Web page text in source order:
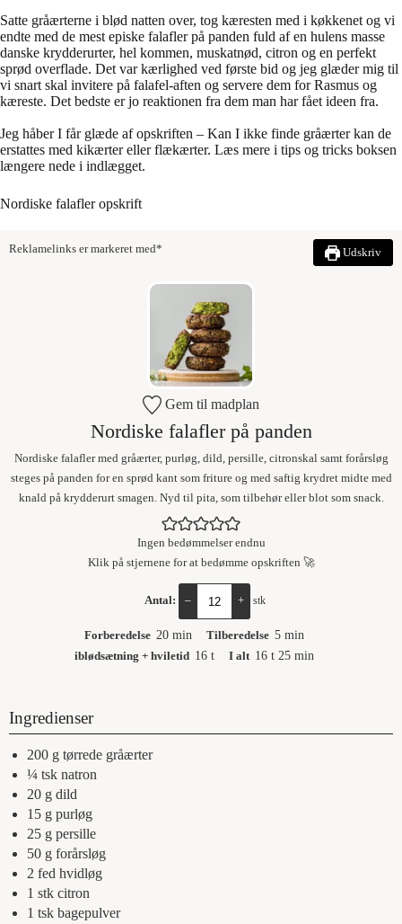
Satte gråærterne i blød natten over, tog kæresten med i køkkenet og vi
endte med de mest episke falafler på panden fuld af en hulens masse
danske krydderurter, hel kommen, muskatnød, citron og en perfekt
sprød overflade. Det var kærlighed ved første bid og jeg glæder mig til
vi snart skal invitere på falafel-aften og servere dem for Rasmus og
kæreste. Det bedste er jo reaktionen fra dem man har fået ideen fra.
Jeg håber I får glæde af opskriften – Kan I ikke finde gråærter kan de
erstattes med kikærter eller flækærter. Læs mere i tips og tricks boksen
længere nede i indlægget.
Nordiske falafler opskrift
Reklamelinks er markeret med* Udskriv
Gem til madplan
Nordiske falafler på panden
Nordiske falafler med gråærter, purløg, dild, persille, citronskal samt forårsløg
steges på panden for en sprød kant som friture og med saftig krydret midte med
knald på krydderurt smagen. Nyd til pita, som tilbehør eller blot som snack.
Ingen bedømmelser endnu
Klik på stjernene for at bedømme opskriften 🚀
Antal: – + stk
Forberedelse 20 min Tilberedelse 5 min
iblødsætning + hviletid 16 t I alt 16 t 25 min
Ingredienser
200 g tørrede gråærter
¼ tsk natron
20 g dild
15 g purløg
25 g persille
50 g forårsløg
2 fed hvidløg
1 stk citron
1 tsk bagepulver